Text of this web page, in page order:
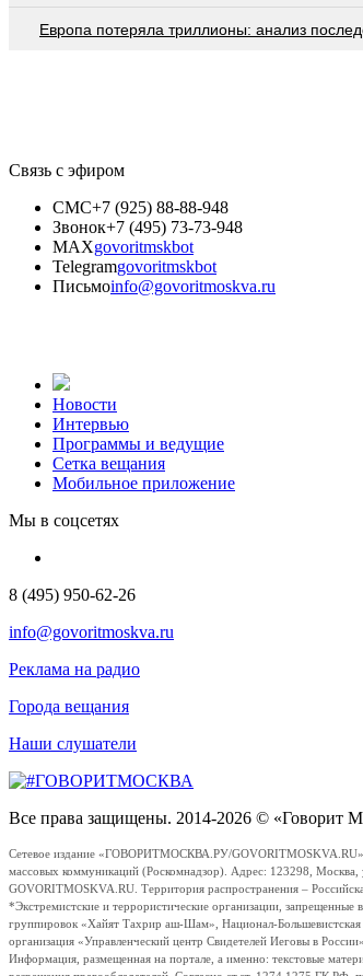
Европа потеряла триллионы: анализ
Связь с эфиром
СМС+7 (925) 88-88-948
Звонок+7 (495) 73-73-948
MAXgovoritmskbot
Telegramgovoritmskbot
Письмоinfo@govoritmoskva.ru
Новости
Интервью
Программы и ведущие
Сетка вещания
Мобильное приложение
Мы в соцсетях
8 (495) 950-62-26
info@govoritmoskva.ru
Реклама на радио
Города вещания
Наши слушатели
Все права защищены. 2014-2026 © «Говорит
Сетевое издание «ГОВОРИТМОСКВА.РУ/GOVORITMOSKVA.RU».
массовых коммуникаций (Роскомнадзор). Адрес: 123298,
GOVORITMOSKVA.RU. Территория распространения –
*Экстремистские и террористические организации,
группировок «Хайят Тахрир аш-Шам», Национал-
организация «Управленческий центр Свидетелей Иеговы в
Информация, размещенная на портале, а именно: текстовые